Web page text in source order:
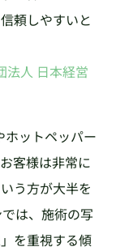
頼しやすいと
法人 日本経営
ットペッパー
客様は非常に
う方が大半を
は、施術の写
を重視する傾